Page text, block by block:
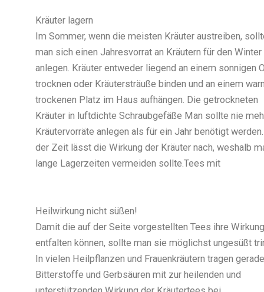
Kräuter lagern
Im Sommer, wenn die meisten Kräuter austreiben,
man sich einen Jahresvorrat an Kräutern für den Winter
anlegen. Kräuter entweder liegend an einem sonnigen
trocknen oder Kräutersträuße binden und an einem
trockenen Platz im Haus aufhängen. Die getrockneten
Kräuter in luftdichte Schraubgefäße Man sollte nie
Kräutervorräte anlegen als für ein Jahr benötigt
der Zeit lässt die Wirkung der Kräuter nach, weshalb
lange Lagerzeiten vermeiden sollte.Tees mit
Heilwirkung nicht süßen!
Damit die auf der Seite vorgestellten Tees ihre
entfalten können, sollte man sie möglichst ungesüßt
In vielen Heilpflanzen und Frauenkräutern tragen
Bitterstoffe und Gerbsäuren mit zur heilenden und